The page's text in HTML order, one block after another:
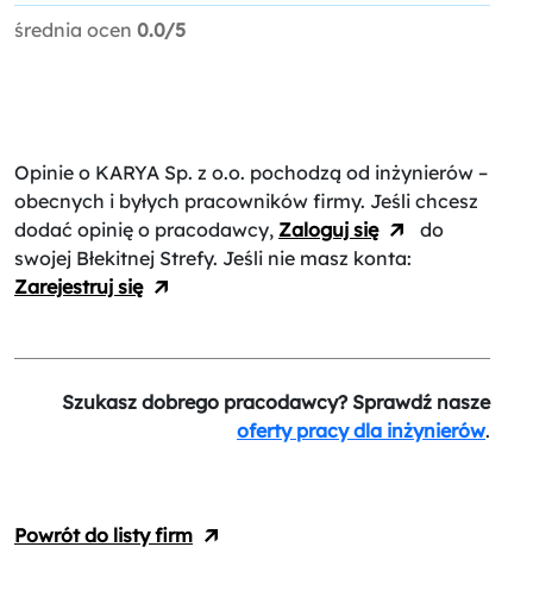
średnia ocen 0.0/5
Opinie o KARYA Sp. z o.o. pochodzą od inżynierów –
obecnych i byłych pracowników firmy. Jeśli chcesz
dodać opinię o pracodawcy, Zaloguj się
do
swojej Błekitnej Strefy. Jeśli nie masz konta:
Zarejestruj się
Szukasz dobrego pracodawcy? Sprawdź nasze
oferty pracy dla inżynierów.
Powrót do listy firm